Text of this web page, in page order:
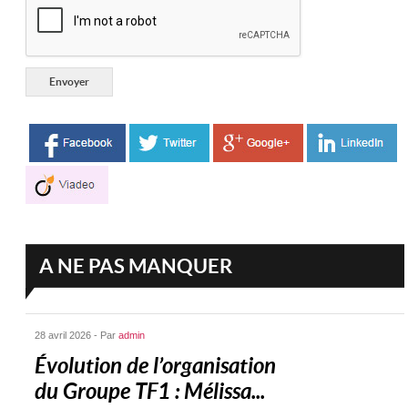
A NE PAS MANQUER
28 avril 2026 - Paradmin
Évolution de l’organisation
du Groupe TF1 : Mélissa...